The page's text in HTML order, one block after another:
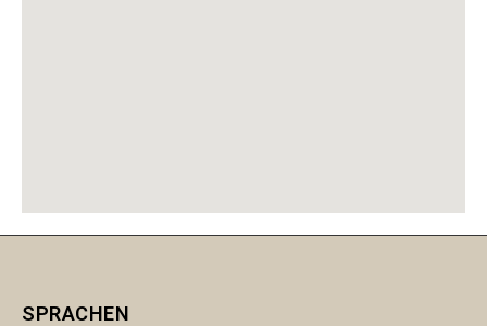
SPRACHEN